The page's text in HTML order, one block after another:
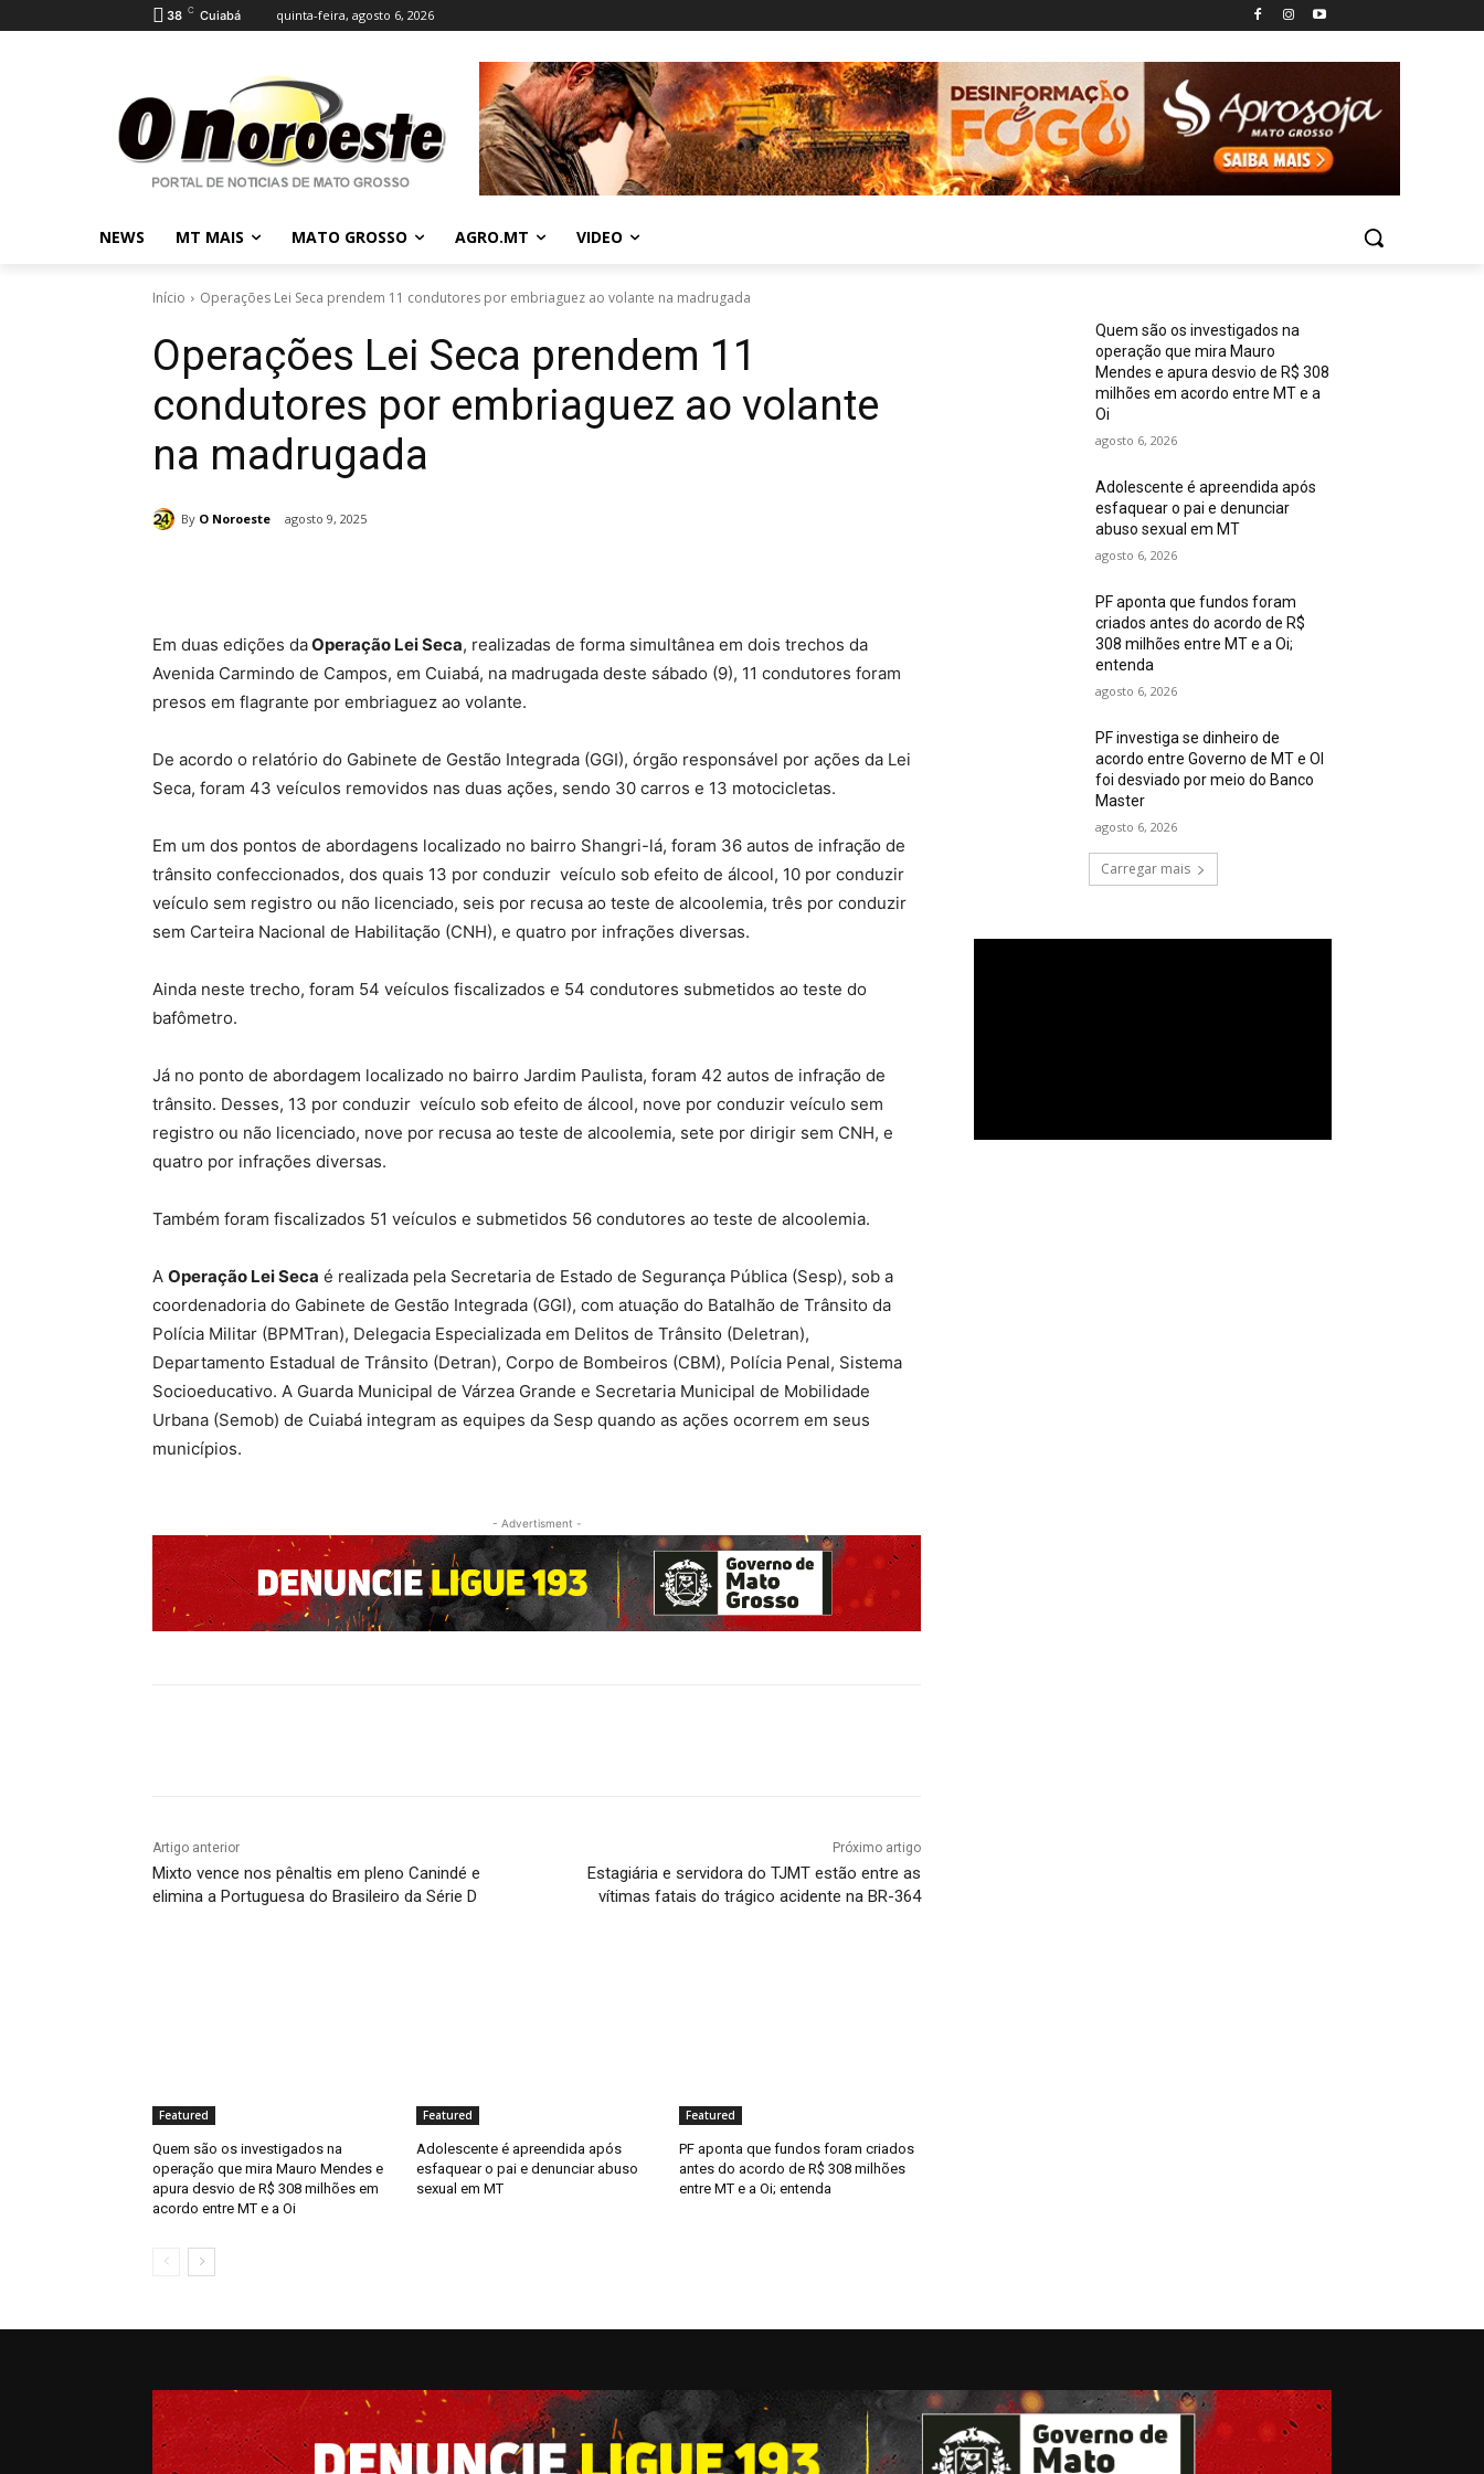
38 C Cuiabá quinta-feira, agosto 6, 2026
NEWS MT MAIS MATO GROSSO AGRO.MT VIDEO
Início Operações Lei Seca prendem 11 condutores por embriaguez ao volante na madrugada
Operações Lei Seca prendem 11
condutores por embriaguez ao volante
na madrugada
By O Noroeste agosto 9, 2025
Em duas edições daOperação Lei Seca, realizadas de forma simultânea em dois trechos da
Avenida Carmindo de Campos, em Cuiabá, na madrugada deste sábado (9), 11 condutores foram
presos em flagrante por embriaguez ao volante.
De acordo o relatório do Gabinete de Gestão Integrada (GGI), órgão responsável por ações da Lei
Seca, foram 43 veículos removidos nas duas ações, sendo 30 carros e 13 motocicletas.
Em um dos pontos de abordagens localizado no bairro Shangri-lá, foram 36 autos de infração de
trânsito confeccionados, dos quais 13 por conduzir veículo sob efeito de álcool, 10 por conduzir
veículo sem registro ou não licenciado, seis por recusa ao teste de alcoolemia, três por conduzir
sem Carteira Nacional de Habilitação (CNH), e quatro por infrações diversas.
Ainda neste trecho, foram 54 veículos fiscalizados e 54 condutores submetidos ao teste do
bafômetro.
Já no ponto de abordagem localizado no bairro Jardim Paulista, foram 42 autos de infração de
trânsito. Desses, 13 por conduzir veículo sob efeito de álcool, nove por conduzir veículo sem
registro ou não licenciado, nove por recusa ao teste de alcoolemia, sete por dirigir sem CNH, e
quatro por infrações diversas.
Também foram fiscalizados 51 veículos e submetidos 56 condutores ao teste de alcoolemia.
A Operação Lei Seca é realizada pela Secretaria de Estado de Segurança Pública (Sesp), sob a
coordenadoria do Gabinete de Gestão Integrada (GGI), com atuação do Batalhão de Trânsito da
Polícia Militar (BPMTran), Delegacia Especializada em Delitos de Trânsito (Deletran),
Departamento Estadual de Trânsito (Detran), Corpo de Bombeiros (CBM), Polícia Penal, Sistema
Socioeducativo. A Guarda Municipal de Várzea Grande e Secretaria Municipal de Mobilidade
Urbana (Semob) de Cuiabá integram as equipes da Sesp quando as ações ocorrem em seus
municípios.
- Advertisment -
Artigo anterior
Mixto vence nos pênaltis em pleno Canindé e
elimina a Portuguesa do Brasileiro da Série D
Próximo artigo
Estagiária e servidora do TJMT estão entre as
vítimas fatais do trágico acidente na BR-364
Featured
Quem são os investigados na
operação que mira Mauro Mendes e
apura desvio de R$ 308 milhões em
acordo entre MT e a Oi
Featured
Adolescente é apreendida após
esfaquear o pai e denunciar abuso
sexual em MT
Featured
PF aponta que fundos foram criados
antes do acordo de R$ 308 milhões
entre MT e a Oi; entenda
Quem são os investigados na
operação que mira Mauro
Mendes e apura desvio de R$ 308
milhões em acordo entre MT e a
Oi
agosto 6, 2026
Adolescente é apreendida após
esfaquear o pai e denunciar
abuso sexual em MT
agosto 6, 2026
PF aponta que fundos foram
criados antes do acordo de R$
308 milhões entre MT e a Oi;
entenda
agosto 6, 2026
PF investiga se dinheiro de
acordo entre Governo de MT e OI
foi desviado por meio do Banco
Master
agosto 6, 2026
Carregar mais